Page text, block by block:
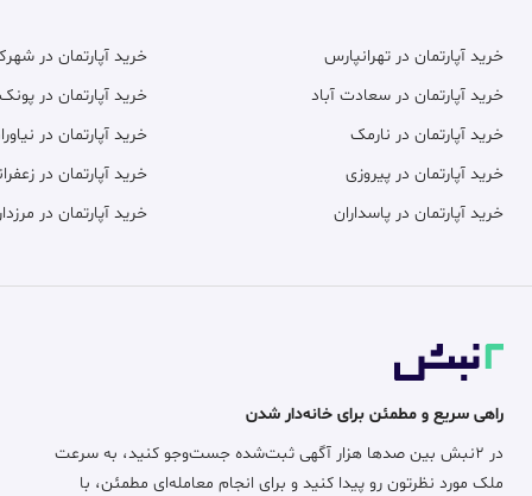
خرید آپارتمان در تهرانپارس
خرید آپارتمان در سعادت آباد
خرید آپارتمان در نارمک
خرید آپارتمان در پیروزی
خرید آپارتمان در پاسداران
خرید آپارتمان در
خرید آپارتمان در
خرید آپارتمان در
خرید آپارتمان در
خرید آپارتمان در
راهی سریع و مطمئن برای خانه‌دار شدن
در ۲نبش بین صدها هزار آگهی ثبت‌شده جست‌وجو کنید، به سرعت
ملک مورد نظرتون رو پیدا کنید و برای انجام معامله‌ای مطمئن، با